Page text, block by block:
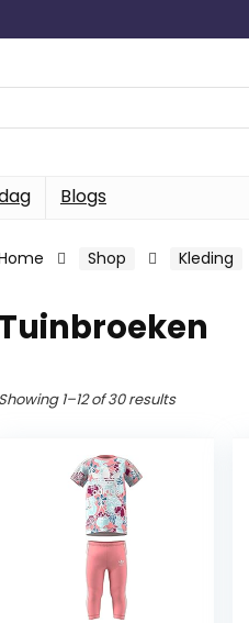
Blogs
Shop Kleding
Tuinbroeken
Showing 1–12 of 30 results